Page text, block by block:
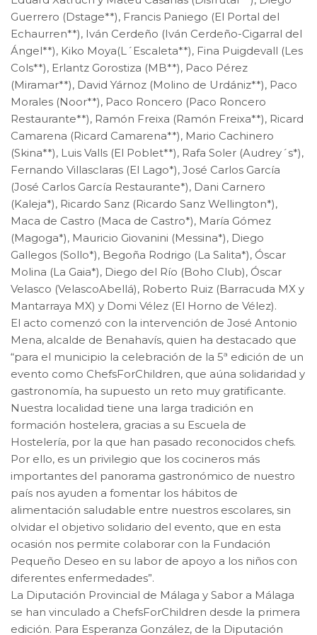
Guerrero (Dstage**), Francis Paniego (El Portal del
Echaurren**), Iván Cerdeño (Iván Cerdeño-Cigarral del
Ángel**), Kiko Moya(L´Escaleta**), Fina Puigdevall (Les
Cols**), Erlantz Gorostiza (MB**), Paco Pérez
(Miramar**), David Yárnoz (Molino de Urdániz**), Paco
Morales (Noor**), Paco Roncero (Paco Roncero
Restaurante**), Ramón Freixa (Ramón Freixa**), Ricard
Camarena (Ricard Camarena**), Mario Cachinero
(Skina**), Luis Valls (El Poblet**), Rafa Soler (Audrey´s*),
Fernando Villasclaras (El Lago*), José Carlos García
(José Carlos García Restaurante*), Dani Carnero
(Kaleja*), Ricardo Sanz (Ricardo Sanz Wellington*),
Maca de Castro (Maca de Castro*), María Gómez
(Magoga*), Mauricio Giovanini (Messina*), Diego
Gallegos (Sollo*), Begoña Rodrigo (La Salita*), Óscar
Molina (La Gaia*), Diego del Río (Boho Club), Óscar
Velasco (VelascoAbellá), Roberto Ruiz (Barracuda MX y
Mantarraya MX) y Domi Vélez (El Horno de Vélez).
El acto comenzó con la intervención de José Antonio
Mena, alcalde de Benahavís, quien ha destacado que
“para el municipio la celebración de la 5ª edición de un
evento como ChefsForChildren, que aúna solidaridad y
gastronomía, ha supuesto un reto muy gratificante.
Nuestra localidad tiene una larga tradición en
formación hostelera, gracias a su Escuela de
Hostelería, por la que han pasado reconocidos chefs.
Por ello, es un privilegio que los cocineros más
importantes del panorama gastronómico de nuestro
país nos ayuden a fomentar los hábitos de
alimentación saludable entre nuestros escolares, sin
olvidar el objetivo solidario del evento, que en esta
ocasión nos permite colaborar con la Fundación
Pequeño Deseo en su labor de apoyo a los niños con
diferentes enfermedades”.
La Diputación Provincial de Málaga y Sabor a Málaga
se han vinculado a ChefsForChildren desde la primera
edición. Para Esperanza González, de la Diputación